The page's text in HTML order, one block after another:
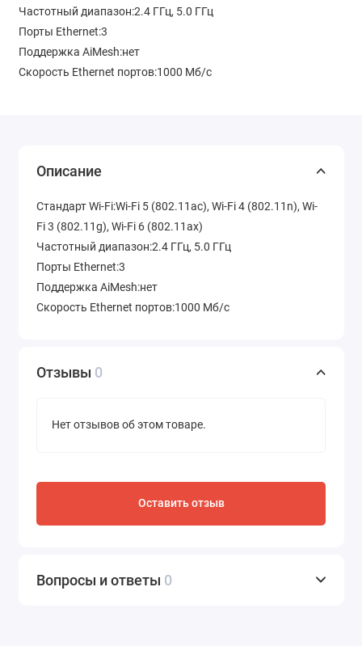
Частотный диапазон:2.4 ГГц, 5.0 ГГц
Порты Ethernet:3
Поддержка AiMesh:нет
Скорость Ethernet портов:1000 Мб/с
Описание
Стандарт Wi-Fi:Wi-Fi 5 (802.11ac), Wi-Fi 4 (802.11n), Wi-
Fi 3 (802.11g), Wi-Fi 6 (802.11ax)
Частотный диапазон:2.4 ГГц, 5.0 ГГц
Порты Ethernet:3
Поддержка AiMesh:нет
Скорость Ethernet портов:1000 Мб/с
Отзывы 0
Нет отзывов об этом товаре.
Оставить отзыв
Вопросы и ответы 0